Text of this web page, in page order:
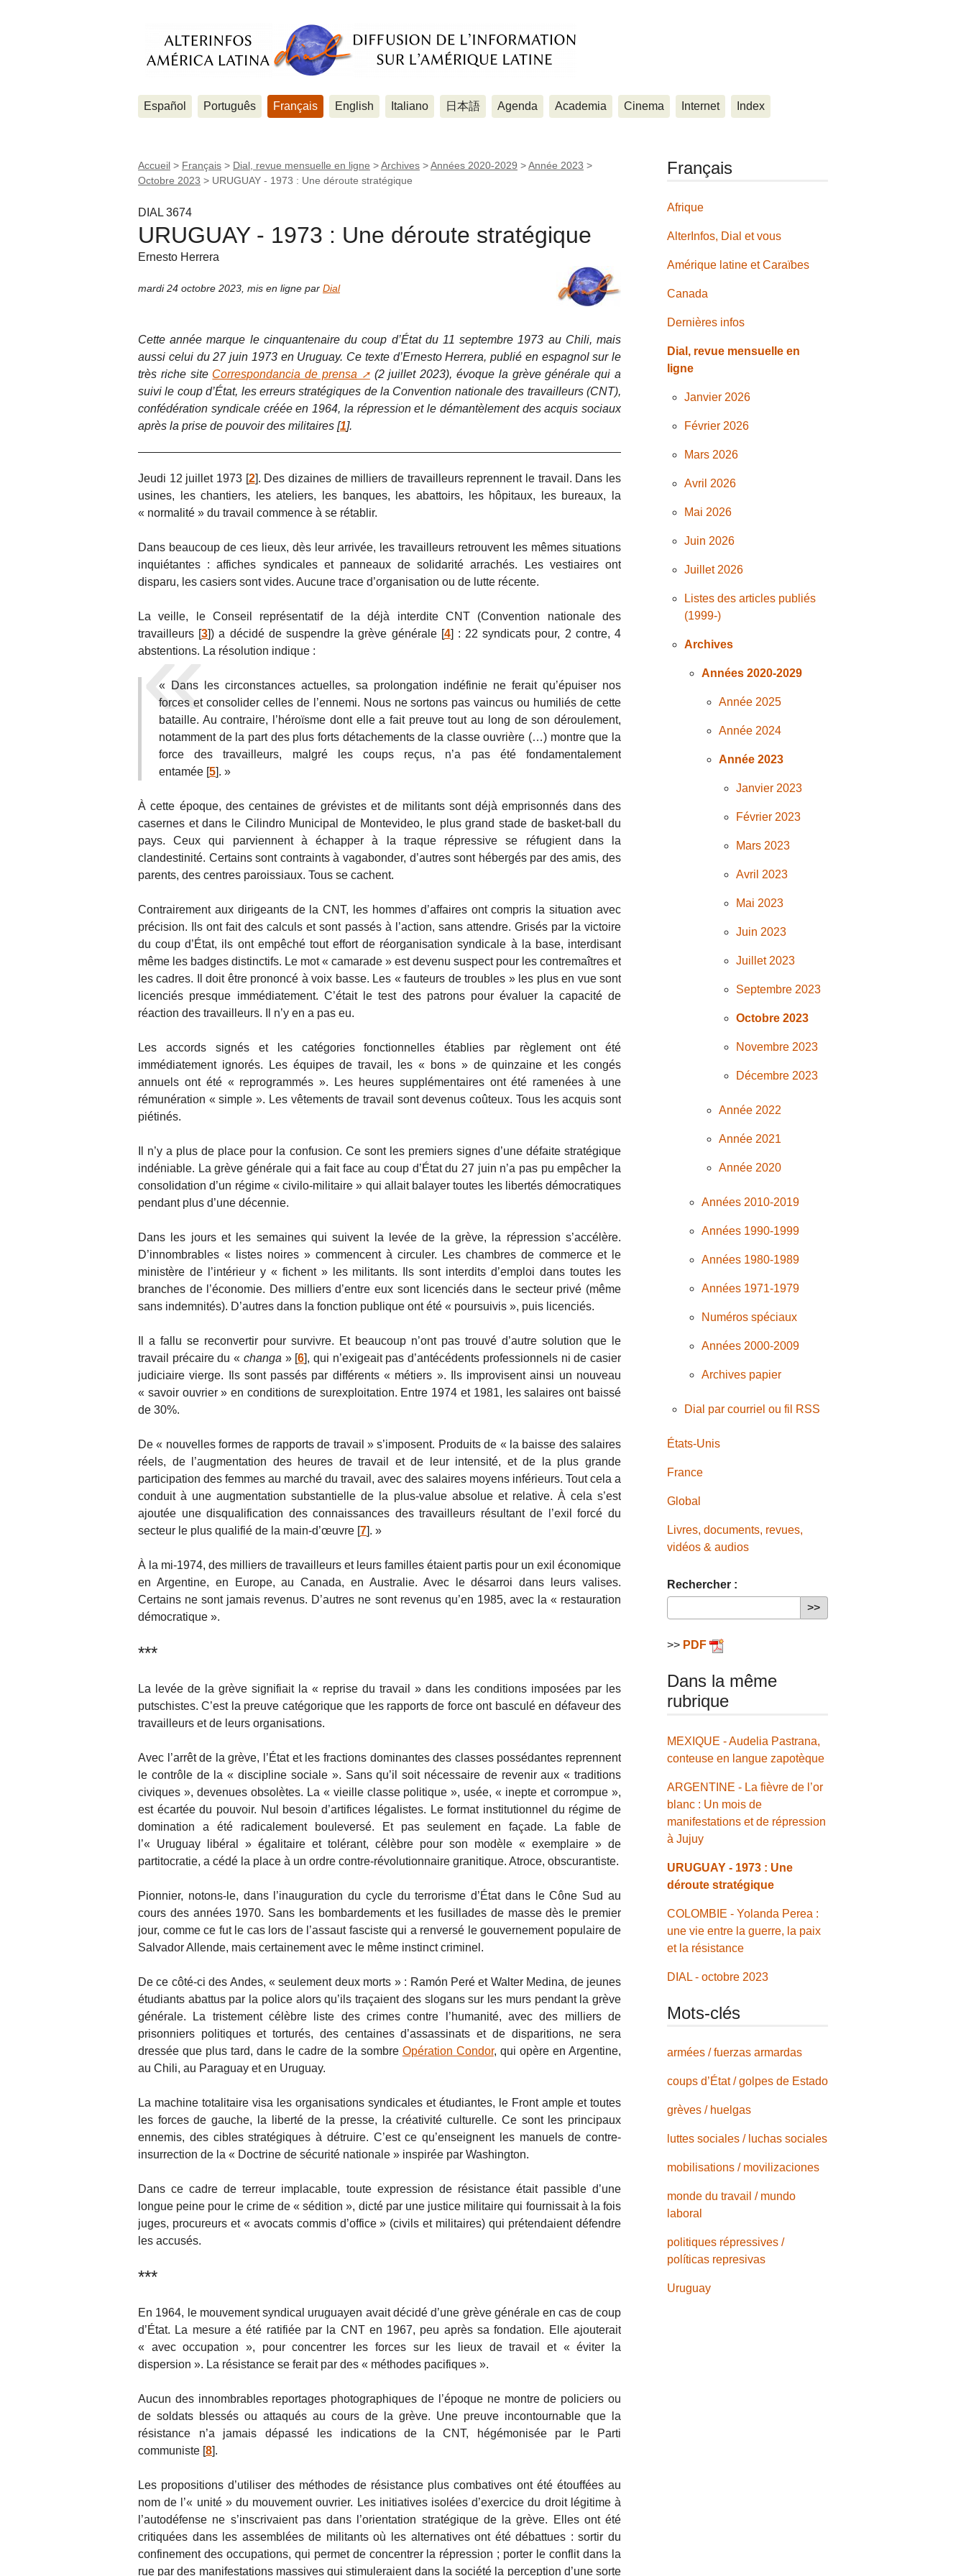
Español Português Français English Italiano 日本語 Agenda Academia Cinema Internet Index
Accueil > Français > Dial, revue mensuelle en ligne >Archives >Années 2020-2029 >Année 2023 >
Octobre 2023 > URUGUAY - 1973 : Une déroute stratégique
DIAL 3674
URUGUAY - 1973 : Une déroute stratégique
Ernesto Herrera
mardi 24 octobre 2023 mis en ligne par Dial
Cette année marque le cinquantenaire du coup d’État du 11 septembre 1973 au Chili, mais
aussi celui du 27 juin 1973 en Uruguay. Ce texte d’Ernesto Herrera, publié en espagnol sur le
très riche site Correspondancia de prensa
(2 juillet 2023), évoque la grève générale qui a
suivi le coup d’État, les erreurs stratégiques de la Convention nationale des travailleurs (CNT),
confédération syndicale créée en 1964, la répression et le démantèlement des acquis sociaux
après la prise de pouvoir des militaires [1].
Jeudi 12 juillet 1973 [2]. Des dizaines de milliers de travailleurs reprennent le travail. Dans les
usines, les chantiers, les ateliers, les banques, les abattoirs, les hôpitaux, les bureaux, la
« normalité » du travail commence à se rétablir.
Dans beaucoup de ces lieux, dès leur arrivée, les travailleurs retrouvent les mêmes situations
inquiétantes : affiches syndicales et panneaux de solidarité arrachés. Les vestiaires ont
disparu, les casiers sont vides. Aucune trace d’organisation ou de lutte récente.
La veille, le Conseil représentatif de la déjà interdite CNT (Convention nationale des
travailleurs [3]) a décidé de suspendre la grève générale[4] : 22 syndicats pour, 2 contre, 4
abstentions. La résolution indique :
« Dans les circonstances actuelles, sa prolongation indéfinie ne ferait qu’épuiser nos
forces et consolider celles de l’ennemi. Nous ne sortons pas vaincus ou humiliés de cette
bataille. Au contraire, l’héroïsme dont elle a fait preuve tout au long de son déroulement,
notamment de la part des plus forts détachements de la classe ouvrière (…) montre que la
force des travailleurs, malgré les coups reçus, n’a pas été fondamentalement
entamée [5]. »
À cette époque, des centaines de grévistes et de militants sont déjà emprisonnés dans des
casernes et dans le Cilindro Municipal de Montevideo, le plus grand stade de basket-ball du
pays. Ceux qui parviennent à échapper à la traque répressive se réfugient dans la
clandestinité. Certains sont contraints à vagabonder, d’autres sont hébergés par des amis, des
parents, des centres paroissiaux. Tous se cachent.
Contrairement aux dirigeants de la CNT, les hommes d’affaires ont compris la situation avec
précision. Ils ont fait des calculs et sont passés à l’action, sans attendre. Grisés par la victoire
du coup d’État, ils ont empêché tout effort de réorganisation syndicale à la base, interdisant
même les badges distinctifs. Le mot « camarade » est devenu suspect pour les contremaîtres et
les cadres. Il doit être prononcé à voix basse. Les « fauteurs de troubles » les plus en vue sont
licenciés presque immédiatement. C’était le test des patrons pour évaluer la capacité de
réaction des travailleurs. Il n’y en a pas eu.
Les accords signés et les catégories fonctionnelles établies par règlement ont été
immédiatement ignorés. Les équipes de travail, les « bons » de quinzaine et les congés
annuels ont été « reprogrammés ». Les heures supplémentaires ont été ramenées à une
rémunération « simple ». Les vêtements de travail sont devenus coûteux. Tous les acquis sont
piétinés.
Il n’y a plus de place pour la confusion. Ce sont les premiers signes d’une défaite stratégique
indéniable. La grève générale qui a fait face au coup d’État du 27 juin n’a pas pu empêcher la
consolidation d’un régime « civilo-militaire » qui allait balayer toutes les libertés démocratiques
pendant plus d’une décennie.
Dans les jours et les semaines qui suivent la levée de la grève, la répression s’accélère.
D’innombrables « listes noires » commencent à circuler. Les chambres de commerce et le
ministère de l’intérieur y « fichent » les militants. Ils sont interdits d’emploi dans toutes les
branches de l’économie. Des milliers d’entre eux sont licenciés dans le secteur privé (même
sans indemnités). D’autres dans la fonction publique ont été « poursuivis », puis licenciés.
Il a fallu se reconvertir pour survivre. Et beaucoup n’ont pas trouvé d’autre solution que le
travail précaire du « changa »[6], qui n’exigeait pas d’antécédents professionnels ni de casier
judiciaire vierge. Ils sont passés par différents « métiers ». Ils improvisent ainsi un nouveau
« savoir ouvrier » en conditions de surexploitation. Entre 1974 et 1981, les salaires ont baissé
de 30%.
De « nouvelles formes de rapports de travail » s’imposent. Produits de « la baisse des salaires
réels, de l’augmentation des heures de travail et de leur intensité, et de la plus grande
participation des femmes au marché du travail, avec des salaires moyens inférieurs. Tout cela a
conduit à une augmentation substantielle de la plus-value absolue et relative. À cela s’est
ajoutée une disqualification des connaissances des travailleurs résultant de l’exil forcé du
secteur le plus qualifié de la main-d’œuvre [7]. »
À la mi-1974, des milliers de travailleurs et leurs familles étaient partis pour un exil économique
en Argentine, en Europe, au Canada, en Australie. Avec le désarroi dans leurs valises.
Certains ne sont jamais revenus. D’autres ne sont revenus qu’en 1985, avec la « restauration
démocratique ».
***
La levée de la grève signifiait la « reprise du travail » dans les conditions imposées par les
putschistes. C’est la preuve catégorique que les rapports de force ont basculé en défaveur des
travailleurs et de leurs organisations.
Avec l’arrêt de la grève, l’État et les fractions dominantes des classes possédantes reprennent
le contrôle de la « discipline sociale ». Sans qu’il soit nécessaire de revenir aux « traditions
civiques », devenues obsolètes. La « vieille classe politique », usée, « inepte et corrompue »,
est écartée du pouvoir. Nul besoin d’artifices légalistes. Le format institutionnel du régime de
domination a été radicalement bouleversé. Et pas seulement en façade. La fable de
l’« Uruguay libéral » égalitaire et tolérant, célèbre pour son modèle « exemplaire » de
partitocratie, a cédé la place à un ordre contre-révolutionnaire granitique. Atroce, obscurantiste.
Pionnier, notons-le, dans l’inauguration du cycle du terrorisme d’État dans le Cône Sud au
cours des années 1970. Sans les bombardements et les fusillades de masse dès le premier
jour, comme ce fut le cas lors de l’assaut fasciste qui a renversé le gouvernement populaire de
Salvador Allende, mais certainement avec le même instinct criminel.
De ce côté-ci des Andes, « seulement deux morts » : Ramón Peré et Walter Medina, de jeunes
étudiants abattus par la police alors qu’ils traçaient des slogans sur les murs pendant la grève
générale. La tristement célèbre liste des crimes contre l’humanité, avec des milliers de
prisonniers politiques et torturés, des centaines d’assassinats et de disparitions, ne sera
dressée que plus tard, dans le cadre de la sombre Opération Condor, qui opère en Argentine,
au Chili, au Paraguay et en Uruguay.
La machine totalitaire visa les organisations syndicales et étudiantes, le Front ample et toutes
les forces de gauche, la liberté de la presse, la créativité culturelle. Ce sont les principaux
ennemis, des cibles stratégiques à détruire. C’est ce qu’enseignent les manuels de contre-
insurrection de la « Doctrine de sécurité nationale » inspirée par Washington.
Dans ce cadre de terreur implacable, toute expression de résistance était passible d’une
longue peine pour le crime de « sédition », dicté par une justice militaire qui fournissait à la fois
juges, procureurs et « avocats commis d’office » (civils et militaires) qui prétendaient défendre
les accusés.
***
En 1964, le mouvement syndical uruguayen avait décidé d’une grève générale en cas de coup
d’État. La mesure a été ratifiée par la CNT en 1967, peu après sa fondation. Elle ajouterait
« avec occupation », pour concentrer les forces sur les lieux de travail et « éviter la
dispersion ». La résistance se ferait par des « méthodes pacifiques ».
Aucun des innombrables reportages photographiques de l’époque ne montre de policiers ou
de soldats blessés ou attaqués au cours de la grève. Une preuve incontournable que la
résistance n’a jamais dépassé les indications de la CNT, hégémonisée par le Parti
communiste [8].
Les propositions d’utiliser des méthodes de résistance plus combatives ont été étouffées au
nom de l’« unité » du mouvement ouvrier. Les initiatives isolées d’exercice du droit légitime à
l’autodéfense ne s’inscrivaient pas dans l’orientation stratégique de la grève. Elles ont été
critiquées dans les assemblées de militants où les alternatives ont été débattues : sortir du
confinement des occupations, qui permet de concentrer la répression ; porter le conflit dans la
rue par des manifestations massives qui stimuleraient dans la société la perception d’une sorte
Français
Afrique
AlterInfos, Dial et vous
Amérique latine et Caraïbes
Canada
Dernières infos
Dial, revue mensuelle en
ligne
Janvier 2026
Février 2026
Mars 2026
Avril 2026
Mai 2026
Juin 2026
Juillet 2026
Listes des articles publiés
(1999-)
Archives
Années 2020-2029
Année 2025
Année 2024
Année 2023
Janvier 2023
Février 2023
Mars 2023
Avril 2023
Mai 2023
Juin 2023
Juillet 2023
Septembre 2023
Octobre 2023
Novembre 2023
Décembre 2023
Année 2022
Année 2021
Année 2020
Années 2010-2019
Années 1990-1999
Années 1980-1989
Années 1971-1979
Numéros spéciaux
Années 2000-2009
Archives papier
Dial par courriel ou fil RSS
États-Unis
France
Global
Livres, documents, revues,
vidéos & audios
Rechercher :
>> PDF
Dans la même
rubrique
MEXIQUE - Audelia Pastrana,
conteuse en langue zapotèque
ARGENTINE - La fièvre de l’or
blanc : Un mois de
manifestations et de répression
à Jujuy
URUGUAY - 1973 : Une
déroute stratégique
COLOMBIE - Yolanda Perea :
une vie entre la guerre, la paix
et la résistance
DIAL - octobre 2023
Mots-clés
armées / fuerzas armardas
coups d’État / golpes de Estado
grèves / huelgas
luttes sociales / luchas sociales
mobilisations / movilizaciones
monde du travail / mundo
laboral
politiques répressives /
políticas represivas
Uruguay